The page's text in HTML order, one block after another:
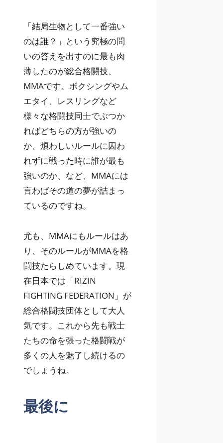
「結局生物として一番強い
のは誰？」という究極の問
いの答えを出すのに最も肉
薄したのが総合格闘技、
MMAです。ボクシングやム
エタイ、レスリングなど
様々な格闘技同士でぶつか
ればどちらの方が強いの
か、煩わしいルールに囚わ
れずに戦った時に誰が最も
強いのか、など、MMAには
言わばその道の夢が詰まっ
ているのですね。
尤も、MMAにもルールはあ
り、そのルールがMMAを格
闘技たらしめています。現
在日本では「RIZIN
FIGHTING FEDERATION」が
総合格闘技団体として大人
気です。これから先も戦士
たちの命を張った格闘戦が
多くの人を魅了し続けるの
でしょうね。
最後に